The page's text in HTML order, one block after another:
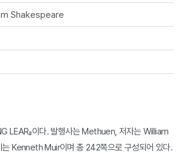
Shakespeare
LEAR』이다. 발행사는 Methuen, 저자는 William
Kenneth Muir이며 총 242쪽으로 구성되어 있다.